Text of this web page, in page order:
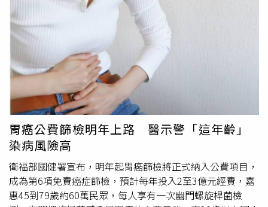
文哲結縭35年，他年年都有做健康檢查，尿液檢查正常、沒
有血尿病史，不過從被羈押至今，檢查報告出現「嚴重血
尿、腎水腫、輸尿管水腫，到腎臟破壞邊緣，血
10倍以上」等狀況，經醫學專家判斷恐危急性腎衰竭，有緊
急就醫需求。因此愛莉莎莎也公開喊話，「拜託了，不談政
治，這是人命，這是基本的人權」，希望粉絲一起幫忙分
享，聲援柯文哲能有就醫的權利；愛莉莎莎在文中還附上3
個雙手合十的表情符號，貼文底下也湧入各方網友留言，掀
起熱烈討論。愛莉莎莎過去多次公開挺柯文哲，還大放曬出
與柯文哲的合照。（圖／翻攝自Instagram／愛莉莎莎）事
實上，愛莉莎莎已經不是第一次支持柯文哲，她曾主動邀請
柯文哲拍攝「與柯文哲共度一天」的影片外，在2024總統
大選的選前之夜，愛莉莎莎也有與友人出席柯文哲的造勢晚
會，還戴上象徵柯文哲的小草頭飾，支持之情溢於言表。因
胃癌公費篩檢明年上路 醫示警「這年齡」
染病風險高
衛福部國健署宣布，明年起胃癌篩檢將正式納入公費項目，
成為第6項免費癌症篩檢，預計每年投入2至3億元經費，嘉
惠45到79歲約60萬民眾，每人享有一次幽門螺旋桿菌檢